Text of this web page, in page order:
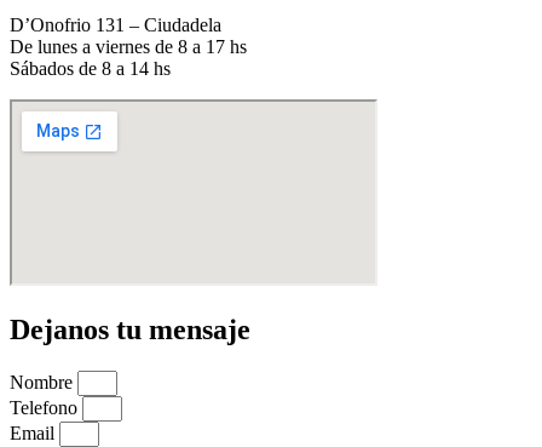
D’Onofrio 131 – Ciudadela
De lunes a viernes de 8 a 17 hs
Sábados de 8 a 14 hs
Dejanos tu mensaje
Nombre
Telefono
Email